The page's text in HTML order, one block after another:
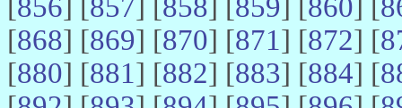
[856] [857] [858] [859] [860] [
[868] [869] [870] [871] [872] [
[880] [881] [882] [883] [884] [